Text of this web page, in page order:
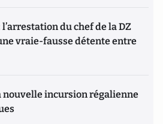
du chef de la DZ
vraie-fausse détente entre
nouvelle incursion régalienne